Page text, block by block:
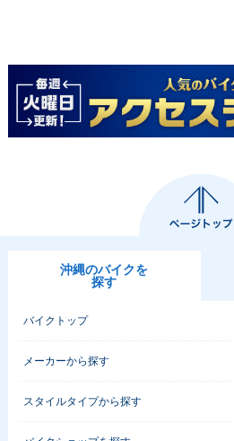
沖縄のバイクを
探す
バイクトップ
メーカーから探す
スタイルタイプから探す